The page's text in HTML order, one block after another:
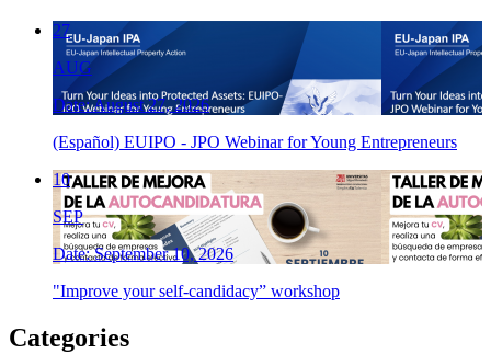
27
AUG
Date: August 27, 2026
(Español) EUIPO - JPO Webinar for Young Entrepreneurs
10
SEP
Date: September 10, 2026
"Improve your self-candidacy” workshop
Categories